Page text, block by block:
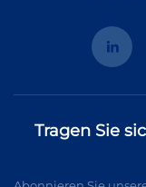
Tragen Sie